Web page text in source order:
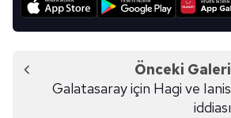
Önceki Galeri
Galatasaray için Hagi ve Ianis
iddiası